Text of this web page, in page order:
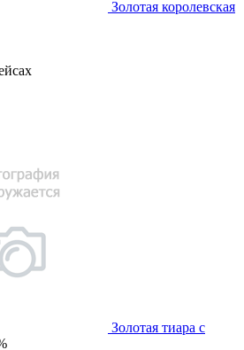
Золотая королевская
Золотая тиара с